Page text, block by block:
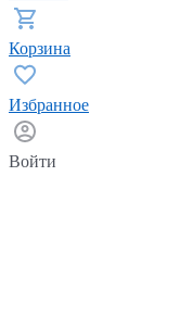
Корзина
Избранное
Войти